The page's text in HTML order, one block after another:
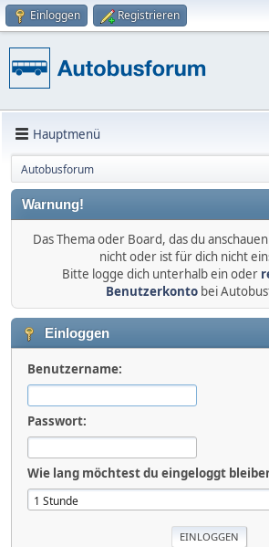
Einloggen Registrieren
Hauptmenü
Autobusforum
Warnung!
Das Thema oder Board, das du
nicht oder ist für dich nicht
Bitte logge dich unterhalb ein oder
Benutzerkontobei
Einloggen
Benutzername:
Passwort:
Wie lang möchtest du eingeloggt